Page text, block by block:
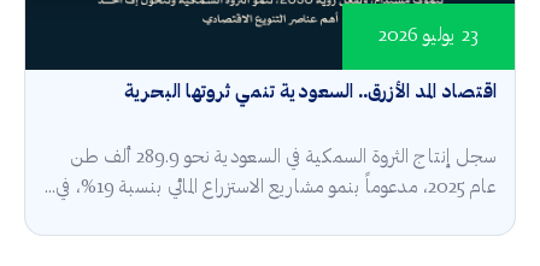
اقتصاد المد الأزرق.. السعودية تنمي ثروتها البحرية
23 يوليو 2026
سجل إنتاج الثروة السمكية في السعودية نحو 289.9 ألف طن
عام 2025، مدعوماً بنمو مشاريع الاستزراع المائي بنسبة 19%، في...